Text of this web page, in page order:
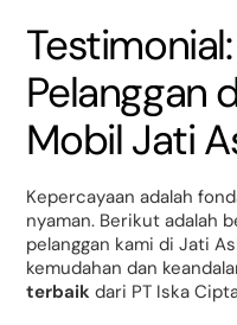
Pelanggan
Mobil Jati
Kepercayaan adalah
nyaman. Berikut adalah
pelanggan kami di Jati
kemudahan dan
terbaik dari PT Iska